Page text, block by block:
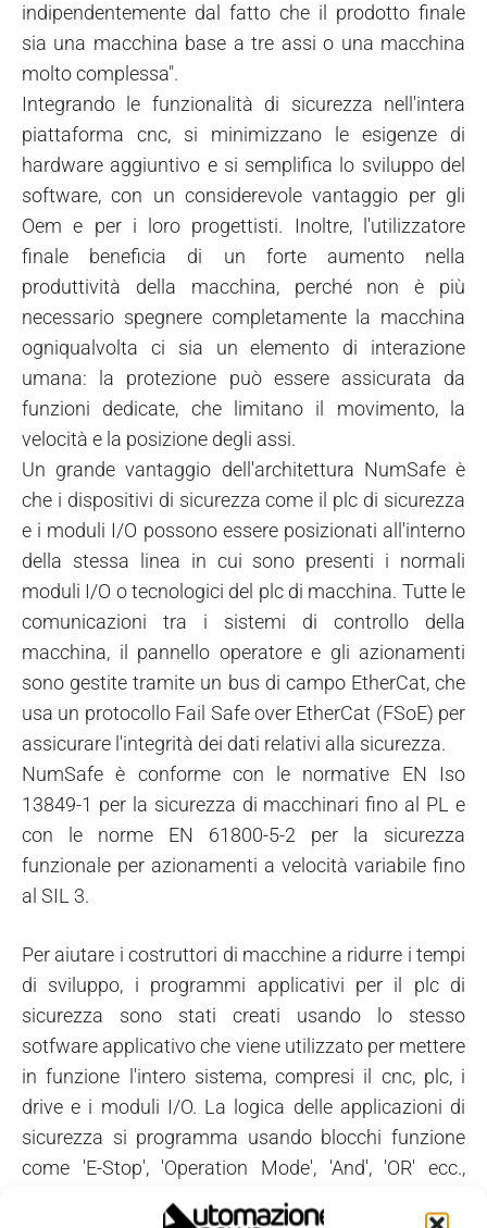
indipendentemente dal fatto che il prodotto finale
sia una macchina base a tre assi o una macchina
molto complessa".
Integrando le funzionalità di sicurezza nell'intera
piattaforma cnc, si minimizzano le esigenze di
hardware aggiuntivo e si semplifica lo sviluppo del
software, con un considerevole vantaggio per gli
Oem e per i loro progettisti. Inoltre, l'utilizzatore
finale beneficia di un forte aumento nella
produttività della macchina, perché non è più
necessario spegnere completamente la macchina
ogniqualvolta ci sia un elemento di interazione
umana: la protezione può essere assicurata da
funzioni dedicate, che limitano il movimento, la
velocità e la posizione degli assi.
Un grande vantaggio dell'architettura NumSafe è
che i dispositivi di sicurezza come il plc di sicurezza
e i moduli I/O possono essere posizionati all'interno
della stessa linea in cui sono presenti i normali
moduli I/O o tecnologici del plc di macchina. Tutte le
comunicazioni tra i sistemi di controllo della
macchina, il pannello operatore e gli azionamenti
sono gestite tramite un bus di campo EtherCat, che
usa un protocollo Fail Safe over EtherCat (FSoE) per
assicurare l'integrità dei dati relativi alla sicurezza.
NumSafe è conforme con le normative EN Iso
13849-1 per la sicurezza di macchinari fino al PL e
con le norme EN 61800-5-2 per la sicurezza
funzionale per azionamenti a velocità variabile fino
al SIL 3.
Per aiutare i costruttori di macchine a ridurre i tempi
di sviluppo, i programmi applicativi per il plc di
sicurezza sono stati creati usando lo stesso
sotfware applicativo che viene utilizzato per mettere
in funzione l'intero sistema, compresi il cnc, plc, i
drive e i moduli I/O. La logica delle applicazioni di
sicurezza si programma usando blocchi funzione
come 'E-Stop', 'Operation Mode', 'And', 'OR' ecc.,
collegati poi agli ingressi e alle uscite di sicurezza.